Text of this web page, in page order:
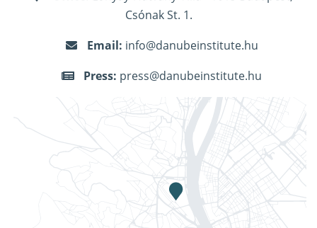
Csónak St. 1.
Email: info@danubeinstitute.hu
Press: press@danubeinstitute.hu